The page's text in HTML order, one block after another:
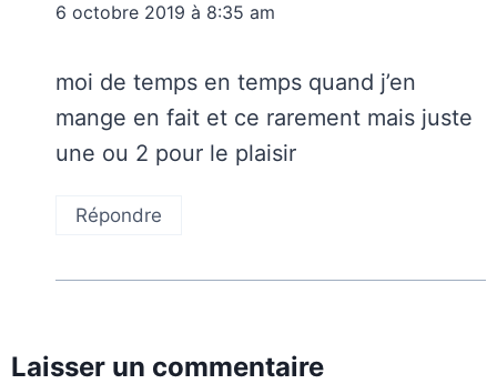
6 octobre 2019 à 8:35 am
moi de temps en temps quand j’en
mange en fait et ce rarement mais juste
une ou 2 pour le plaisir
Répondre
Laisser un commentaire